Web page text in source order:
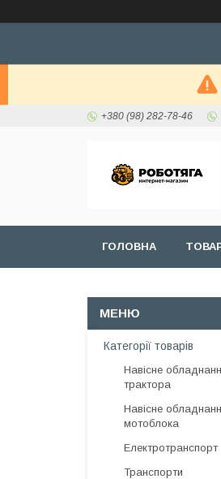
+380 (98) 282-78-46
ГОЛОВНА
Категорії товарів
Навісне
трактора
Навісне
мотоблока
Електротранспорт
Транспорти